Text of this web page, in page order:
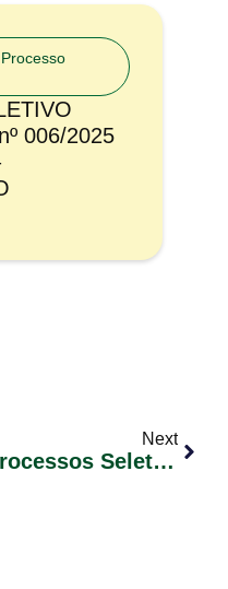
Processo
006/2025
Next
Processos Seletivos Simplificados 2022